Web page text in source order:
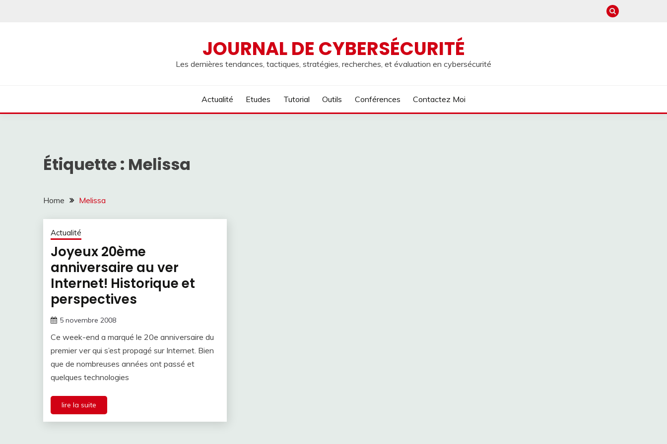
JOURNAL DE CYBERSÉCURITÉ
Les dernières tendances, tactiques, stratégies, recherches, et évaluation en cybersécurité
Actualité Etudes Tutorial Outils Conférences Contactez Moi
Étiquette : Melissa
Home Melissa
Actualité
Joyeux 20ème
anniversaire au ver
Internet! Historique et
perspectives
5 novembre 2008
Ce week-end a marqué le 20e anniversaire du
premier ver qui s’est propagé sur Internet. Bien
que de nombreuses années ont passé et
quelques technologies
lire la suite